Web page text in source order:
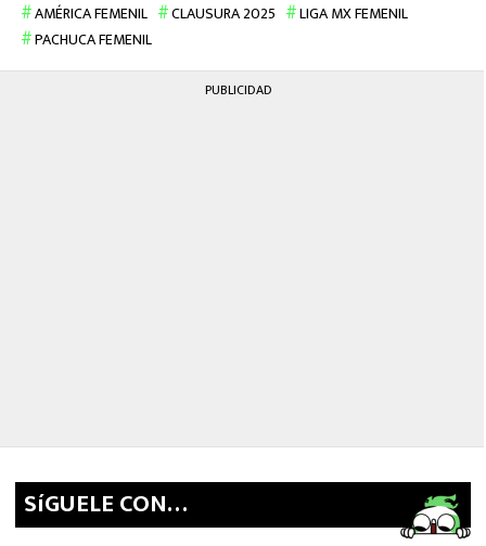
AMÉRICA FEMENIL CLAUSURA 2025
LIGA MX FEMENIL
PACHUCA FEMENIL
PUBLICIDAD
SíGUELE CON…